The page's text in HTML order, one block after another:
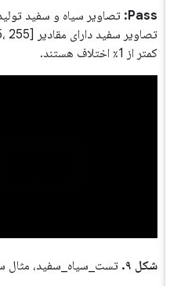
Pass: تصاویر سیاه و سفید تولید
کمتر از 1٪ اختلاف هستند.
شکل ۹. تست_سیاه_سفید، مثال